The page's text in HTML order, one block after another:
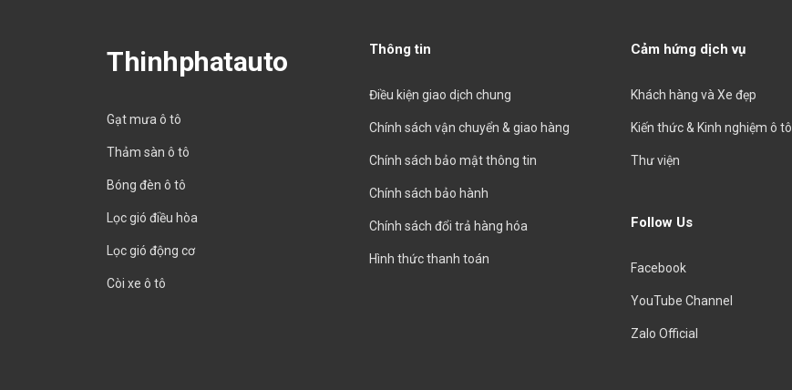
Thinhphatauto
Gạt mưa ô tô
Thảm sàn ô tô
Bóng đèn ô tô
Lọc gió điều hòa
Lọc gió động cơ
Còi xe ô tô
Thông tin
Điều kiện giao dịch chung
Chính sách vận chuyển & giao hàng
Chính sách bảo mật thông tin
Chính sách bảo hành
Chính sách đổi trả hàng hóa
Hình thức thanh toán
Cảm hứng dịch vụ
Khách hàng và Xe đẹp
Kiến thức & Kinh nghiệm ô tô
Thư viện
Follow Us
Facebook
YouTube Channel
Zalo Official